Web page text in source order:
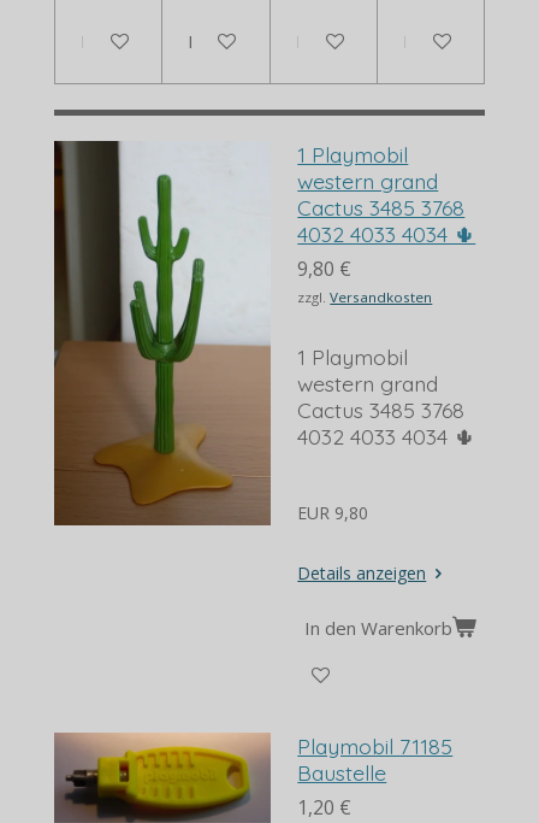
In den WarenkorbIn den WarenkorbBei Verfügbarkeit
Bei
1 Playmobil
western grand
Cactus 3485 3768
4032 4033 4034 🌵
9,80 €
zzgl.Versandkosten
1 Playmobil
western grand
Cactus 3485 3768
4032 4033 4034 🌵
EUR 9,80
Details anzeigen
In den Warenkorb
Playmobil 71185
Baustelle
1,20 €